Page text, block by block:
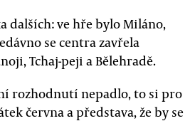
dalších: ve hře bylo Miláno,
se centra zavřela
Tchaj-peji a Bělehradě.
rozhodnutí nepadlo, to si pro
června a představa, že by se